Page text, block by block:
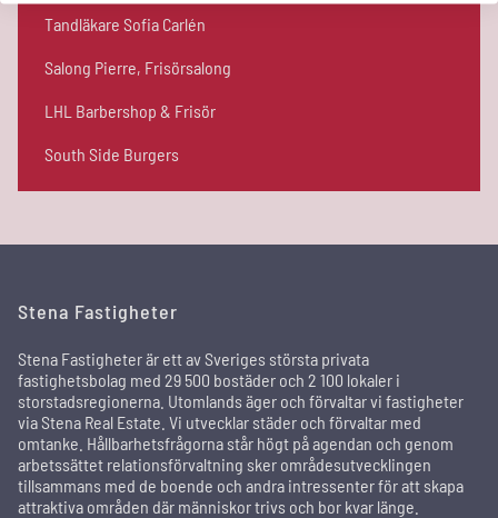
Tandläkare Sofia Carlén
Salong Pierre, Frisörsalong
LHL Barbershop & Frisör
South Side Burgers
Stena Fastigheter
Stena Fastigheter är ett av Sveriges största privata
fastighetsbolag med 29 500 bostäder och 2 100 lokaler i
storstadsregionerna. Utomlands äger och förvaltar vi fastigheter
via Stena Real Estate. Vi utvecklar städer och förvaltar med
omtanke. Hållbarhetsfrågorna står högt på agendan och genom
arbetssättet relationsförvaltning sker områdesutvecklingen
tillsammans med de boende och andra intressenter för att skapa
attraktiva områden där människor trivs och bor kvar länge.